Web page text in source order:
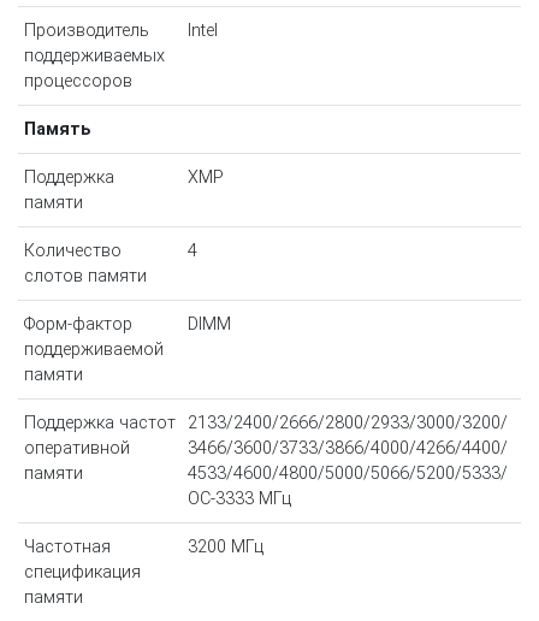
Производитель
поддерживаемых
процессоров
Intel
Память
Поддержка
памяти
XMP
Количество
слотов памяти
4
Форм-фактор
поддерживаемой
памяти
DIMM
Поддержка частот
оперативной
памяти
2133/2400/2666/2800/2933/3000/3200/
3466/3600/3733/3866/4000/4266/4400/
4533/4600/4800/5000/5066/5200/5333/
OC-3333 МГц
Частотная
спецификация
памяти
3200 МГц